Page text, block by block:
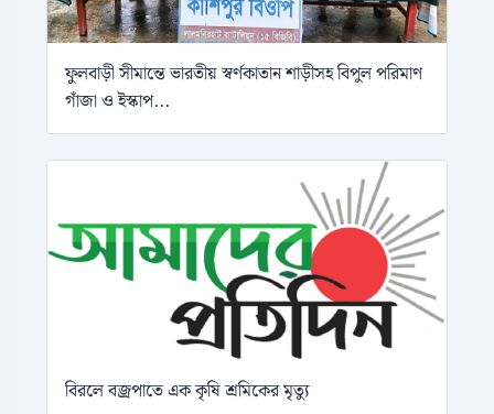
ফুলবাড়ী সীমান্তে ভারতীয় স্বর্ণকাতান শাড়ীসহ বিপুল পরিমাণ
গাঁজা ও ইস্কাপ...
বিরলে বজ্রপাতে এক কৃষি শ্রমিকের মৃত্যু